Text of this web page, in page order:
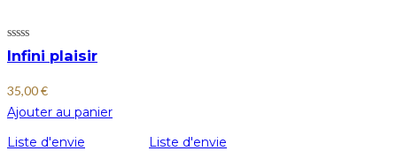
Infini plaisir
35,00€
Ajouter au panier
Liste d'envie
Liste d'envie